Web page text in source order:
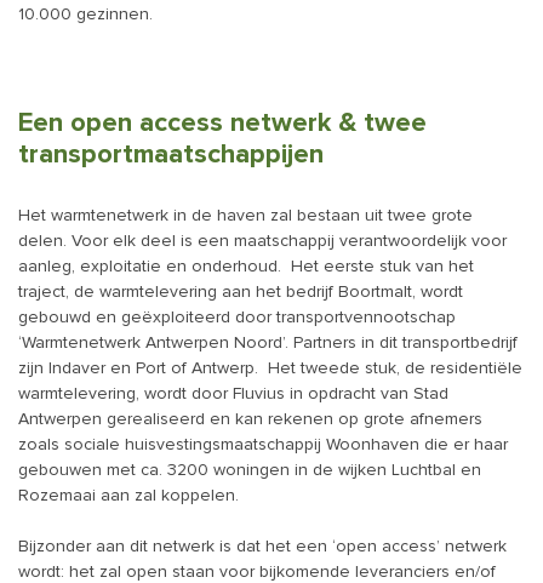
10.000 gezinnen.
Een open access netwerk & twee
transportmaatschappijen
Het warmtenetwerk in de haven zal bestaan uit twee grote
delen. Voor elk deel is een maatschappij verantwoordelijk voor
aanleg, exploitatie en onderhoud. Het eerste stuk van het
traject, de warmtelevering aan het bedrijf Boortmalt, wordt
gebouwd en geëxploiteerd door transportvennootschap
‘Warmtenetwerk Antwerpen Noord’. Partners in dit transportbedrijf
zijn Indaver en Port of Antwerp. Het tweede stuk, de residentiële
warmtelevering, wordt door Fluvius in opdracht van Stad
Antwerpen gerealiseerd en kan rekenen op grote afnemers
zoals sociale huisvestingsmaatschappij Woonhaven die er haar
gebouwen met ca. 3200 woningen in de wijken Luchtbal en
Rozemaai aan zal koppelen.
Bijzonder aan dit netwerk is dat het een ‘open access’ netwerk
wordt: het zal open staan voor bijkomende leveranciers en/of